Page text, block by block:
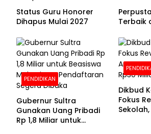
Status Guru Honorer
Dihapus Mulai 2027
Terbaik
PENDIDIKAN
Gubernur Sultra
Gunakan Uang Pribadi
Rp 1,8 Miliar untuk
Dikbud
Fokus